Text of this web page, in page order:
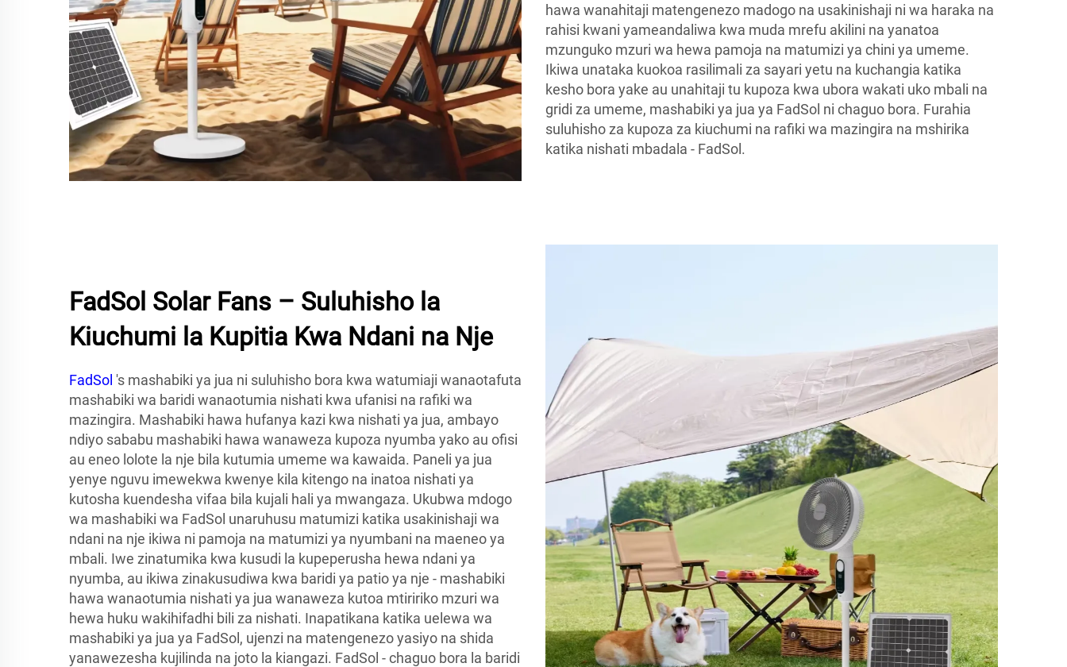
hawa wanahitaji matengenezo madogo na usakinishaji ni wa haraka na
rahisi kwani yameandaliwa kwa muda mrefu akilini na yanatoa
mzunguko mzuri wa hewa pamoja na matumizi ya chini ya umeme.
Ikiwa unataka kuokoa rasilimali za sayari yetu na kuchangia katika
kesho bora yake au unahitaji tu kupoza kwa ubora wakati uko mbali na
gridi za umeme, mashabiki ya jua ya FadSol ni chaguo bora. Furahia
suluhisho za kupoza za kiuchumi na rafiki wa mazingira na mshirika
katika nishati mbadala - FadSol.
FadSol Solar Fans – Suluhisho la
Kiuchumi la Kupitia Kwa Ndani na Nje
FadSol 's mashabiki ya jua ni suluhisho bora kwa watumiaji wanaotafuta
mashabiki wa baridi wanaotumia nishati kwa ufanisi na rafiki wa
mazingira. Mashabiki hawa hufanya kazi kwa nishati ya jua, ambayo
ndiyo sababu mashabiki hawa wanaweza kupoza nyumba yako au ofisi
au eneo lolote la nje bila kutumia umeme wa kawaida. Paneli ya jua
yenye nguvu imewekwa kwenye kila kitengo na inatoa nishati ya
kutosha kuendesha vifaa bila kujali hali ya mwangaza. Ukubwa mdogo
wa mashabiki wa FadSol unaruhusu matumizi katika usakinishaji wa
ndani na nje ikiwa ni pamoja na matumizi ya nyumbani na maeneo ya
mbali. Iwe zinatumika kwa kusudi la kupeperusha hewa ndani ya
nyumba, au ikiwa zinakusudiwa kwa baridi ya patio ya nje - mashabiki
hawa wanaotumia nishati ya jua wanaweza kutoa mtiririko mzuri wa
hewa huku wakihifadhi bili za nishati. Inapatikana katika uelewa wa
mashabiki ya jua ya FadSol, ujenzi na matengenezo yasiyo na shida
yanawezesha kujilinda na joto la kiangazi. FadSol - chaguo bora la baridi